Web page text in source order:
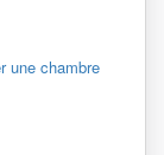
une chambre